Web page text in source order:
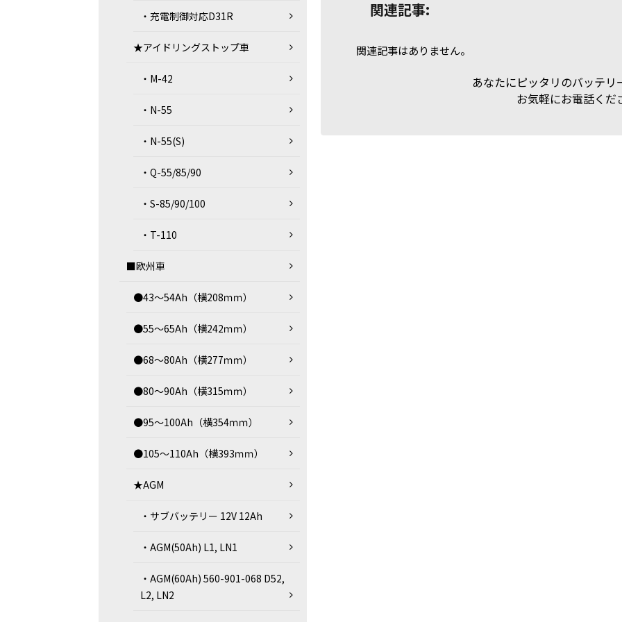
関連記事:
関連記事はありません。
あなたにピッタリのバッテリ
お気軽にお電話くだ
・充電制御対応D31R
★アイドリングストップ車
・M-42
・N-55
・N-55(S)
・Q-55/85/90
・S-85/90/100
・T-110
■欧州車
●43～54Ah（横208ｍｍ）
●55～65Ah（横242ｍｍ）
●68～80Ah（横277ｍｍ）
●80～90Ah（横315ｍｍ）
●95～100Ah（横354ｍｍ）
●105～110Ah（横393ｍｍ）
★AGM
・サブバッテリー 12V 12Ah
・AGM(50Ah) L1, LN1
・AGM(60Ah) 560-901-068 D52,
L2, LN2